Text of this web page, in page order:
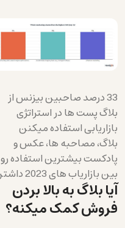
33 درصد صاحبین بیزنس از
بلاگ پست ها در استراتژی
بازاریابی استفاده میکنن
بلاگ، مصاحبه ها، عکس و
پادکست بیشترین استفاده رو
بین بازاریاب های 2023 داشتن
آیا بلاگ به بالا بردن
فروش کمک میکنه؟